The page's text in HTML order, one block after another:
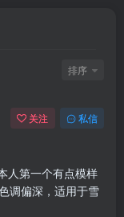
排序
关注 私信
人第一个有点模样
调偏深，适用于雪